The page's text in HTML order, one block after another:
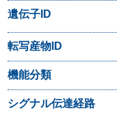
遺伝子ID
転写産物ID
機能分類
シグナル伝達経路